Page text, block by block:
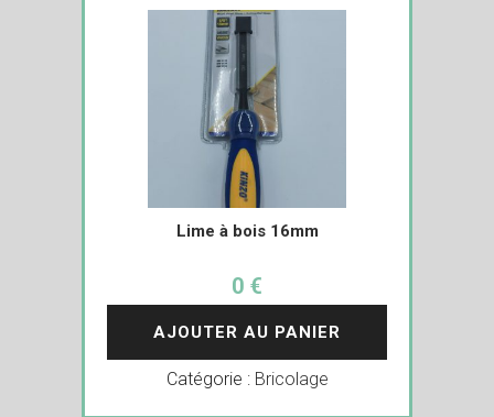
Lime à bois 16mm
0 €
AJOUTER AU PANIER
Catégorie : Bricolage